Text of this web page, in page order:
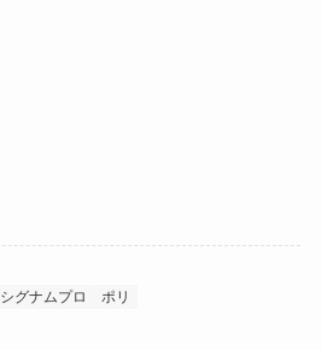
シグナムプロ ポリ